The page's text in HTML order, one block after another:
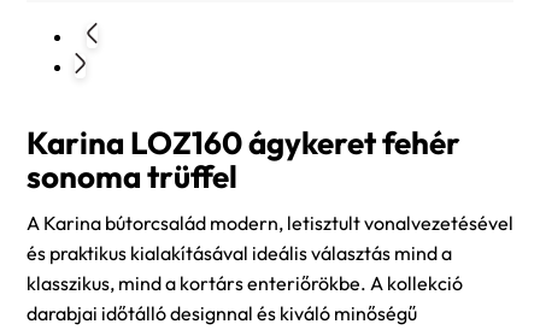
Karina LOZ160 ágykeret fehér
sonoma trüffel
A Karina bútorcsalád modern, letisztult vonalvezetésével
és praktikus kialakításával ideális választás mind a
klasszikus, mind a kortárs enteriőrökbe. A kollekció
darabjai időtálló designnal és kiváló minőségű